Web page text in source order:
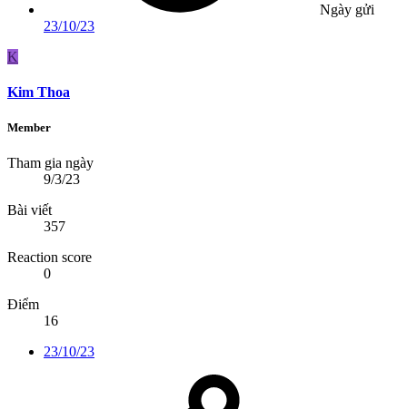
Ngày gửi
23/10/23
K
Kim Thoa
Member
Tham gia ngày
9/3/23
Bài viết
357
Reaction score
0
Điểm
16
23/10/23